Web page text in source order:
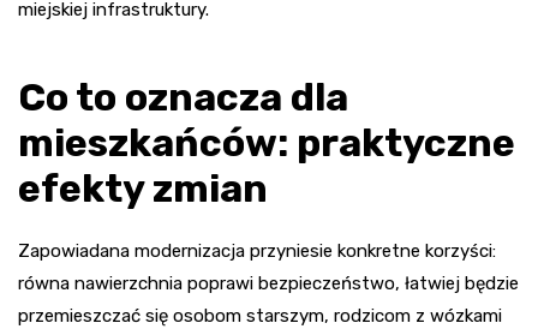
miejskiej infrastruktury.
Co to oznacza dla
mieszkańców: praktyczne
efekty zmian
Zapowiadana modernizacja przyniesie konkretne korzyści:
równa nawierzchnia poprawi bezpieczeństwo, łatwiej będzie
przemieszczać się osobom starszym, rodzicom z wózkami